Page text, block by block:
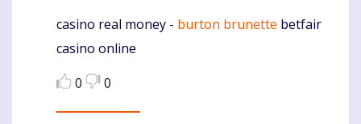
Komentaras
casino real money - burton brunette betfair
casino online
0
0